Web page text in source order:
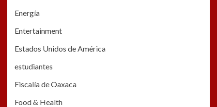
Energía
Entertainment
Estados Unidos de América
estudiantes
Fiscalía de Oaxaca
Food & Health